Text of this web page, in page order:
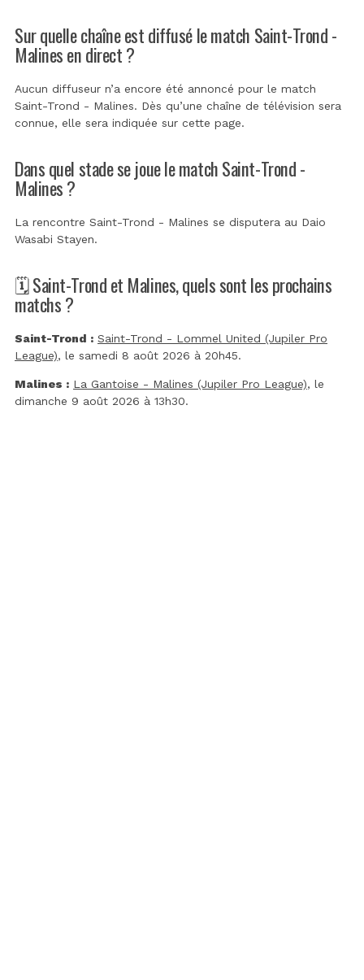
Sur quelle chaîne est diffusé le match Saint-Trond -
Malines en direct ?
Aucun diffuseur n’a encore été annoncé pour le match
Saint-Trond - Malines. Dès qu’une chaîne de télévision sera
connue, elle sera indiquée sur cette page.
Dans quel stade se joue le match Saint-Trond -
Malines ?
La rencontre Saint-Trond - Malines se disputera au Daio
Wasabi Stayen.
🗓️ Saint-Trond et Malines, quels sont les prochains
matchs ?
Saint-Trond : Saint-Trond - Lommel United (Jupiler Pro
League), le samedi 8 août 2026 à 20h45.
Malines : La Gantoise - Malines (Jupiler Pro League), le
dimanche 9 août 2026 à 13h30.